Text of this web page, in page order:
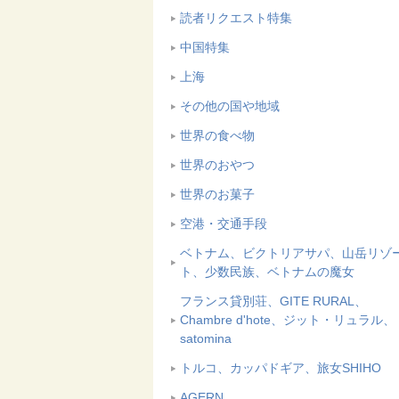
読者リクエスト特集
中国特集
上海
その他の国や地域
世界の食べ物
世界のおやつ
世界のお菓子
空港・交通手段
ベトナム、ビクトリアサパ、山岳リゾ
ト、少数民族、ベトナムの魔女
フランス貸別荘、GITE RURAL、
Chambre d'hote、ジット・リュラル、
satomina
トルコ、カッパドギア、旅女SHIHO